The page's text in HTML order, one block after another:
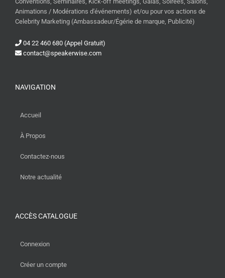
Animations / Modérations d'événements) et/ou pour vos actions de
Celebrity Marketing (Ambassadeur/Égérie de marque, Publicité)
04 22 460 680 (Appel Gratuit)
contact@speakerwise.com
NAVIGATION
Accueil
À Propos
Contactez-nous
Notre actualité
ACCÈS CATALOGUE
Connexion
Créer un compte